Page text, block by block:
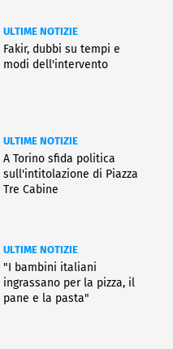
ULTIME NOTIZIE
Fakir, dubbi su tempi e
modi dell'intervento
ULTIME NOTIZIE
A Torino sfida politica
sull'intitolazione di Piazza
Tre Cabine
ULTIME NOTIZIE
"I bambini italiani
ingrassano per la pizza, il
pane e la pasta"